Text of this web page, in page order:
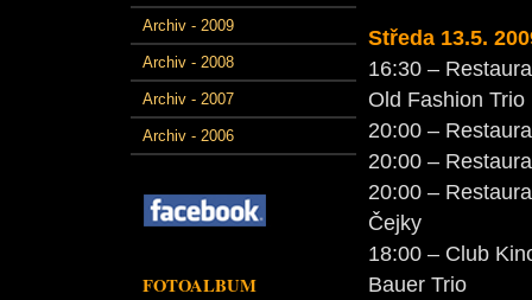
Archiv - 2009
Archiv - 2008
Archiv - 2007
Archiv - 2006
FOTOALBUM
Středa 13.5.
16:30 –
Old Fashion Trio
20:00 –
20:00 –
20:00 –
Čejky
18:00 – Club
Bauer Trio